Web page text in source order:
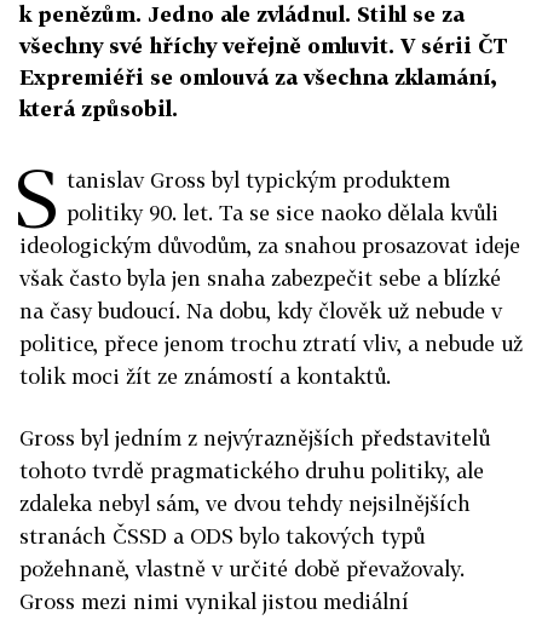
k penězům. Jedno ale zvládnul. Stihl se za
všechny své hříchy veřejně omluvit. V sérii ČT
Expremiéři se omlouvá za všechna zklamání,
která způsobil.
S tanislav Gross byl typickým produktem
politiky 90. let. Ta se sice naoko dělala kvůli
ideologickým důvodům, za snahou prosazovat ideje
však často byla jen snaha zabezpečit sebe a blízké
na časy budoucí. Na dobu, kdy člověk už nebude v
politice, přece jenom trochu ztratí vliv, a nebude už
tolik moci žít ze známostí a kontaktů.
Gross byl jedním z nejvýraznějších představitelů
tohoto tvrdě pragmatického druhu politiky, ale
zdaleka nebyl sám, ve dvou tehdy nejsilnějších
stranách ČSSD a ODS bylo takových typů
požehnaně, vlastně v určité době převažovaly.
Gross mezi nimi vynikal jistou mediální